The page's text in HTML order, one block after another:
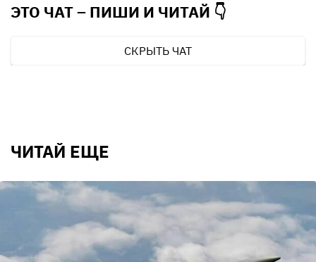
ЭТО ЧАТ – ПИШИ И ЧИТАЙ 👇
СКРЫТЬ ЧАТ
ЧИТАЙ ЕЩЕ